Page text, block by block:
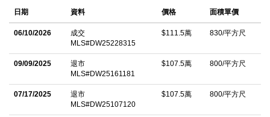
日期 資料 價格 面積單價
06/10/2026
成交
MLS#DW25228315
$111.5萬 830/平方尺
09/09/2025
退市
MLS#DW25161181
$107.5萬 800/平方尺
07/17/2025
退市
MLS#DW25107120
$107.5萬 800/平方尺